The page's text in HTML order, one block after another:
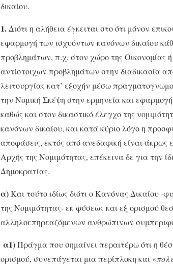
δικαίου.
1. Διότι η αλήθεια έγκειται στο ότι μόνον
εφαρμογή των ισχυόντων κανόνων δικαίου
προβλημάτων, π.χ. στον χώρο της Οικονομίας
αντίστοιχων προβλημάτων στην διαδικασία
λειτουργίας κατ’ εξοχήν μέσω
την Νομική Σκέψη στην ερμηνεία και
καθώς και στον δικαστικό έλεγχο της
κανόνων δικαίου, και κατά κύριο λόγο η
αποφάσεις, εκτός από ανεδαφική είναι άκρως
Αρχής της Νομιμότητας, επέκεινα δε για την
Δημοκρατίας.
α)Και τούτο ιδίως διότι ο Κανόνας Δικαίου -
της Νομιμότητας- εκ φύσεως και εξ ορισμού
αλληλοεπηρεαζόμενων ανθρώπινων
α1)Πράγμα που σημαίνει περαιτέρω ότι η
ορισμού, συνεπάγεται μια περίπλοκη και «